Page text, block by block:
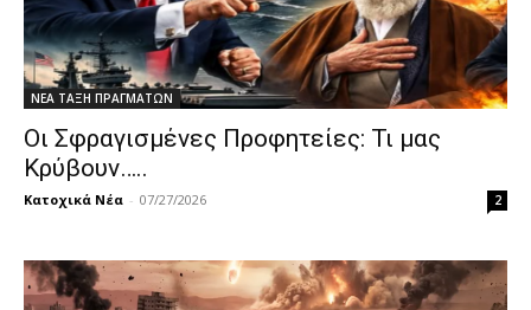
ΝΕΑ ΤΑΞΗ ΠΡΑΓΜΑΤΩΝ
Οι Σφραγισμένες Προφητείες: Τι μας
Κρύβουν…..
Κατοχικά Νέα - 07/27/2026 2